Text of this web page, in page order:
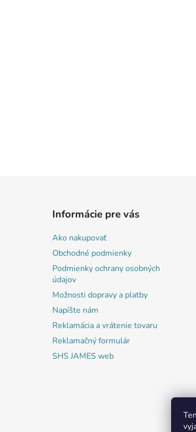
Informácie pre vás
Ako nakupovať
Obchodné podmienky
Podmienky ochrany osobných
údajov
Možnosti dopravy a platby
Napíšte nám
Reklamácia a vrátenie tovaru
Reklamačný formulár
SHS JAMES web